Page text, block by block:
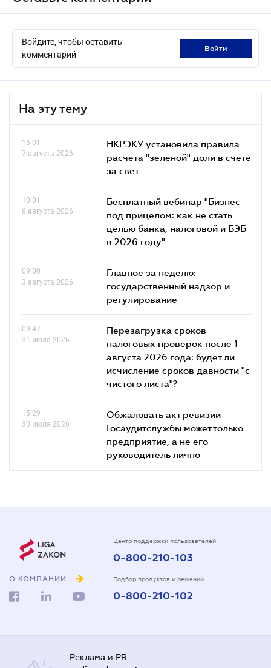
Войдите, чтобы оставить
комментарий
войти
На эту тему
16.01
7 августа 2026
НКРЭКУ установила правила
расчета "зеленой" доли в счете
за свет
10.01
6 августа 2026
Бесплатный вебинар "Бизнес
под прицелом: как не стать
целью банка, налоговой и БЭБ
в 2026 году"
09.00
3 августа 2026
Главное за неделю:
государственный надзор и
регулирование
09.47
31 июля 2026
Перезагрузка сроков
налоговых проверок после 1
августа 2026 года: будет ли
исчисление сроков давности "с
чистого листа"?
15.29
30 июля 2026
Обжаловать акт ревизии
Госаудитслужбы может только
предприятие, а не его
руководитель лично
О КОМПАНИИ
Центр поддержки пользователей
0-800-210-103
Подбор продуктов и решений
0-800-210-102
Реклама и PR